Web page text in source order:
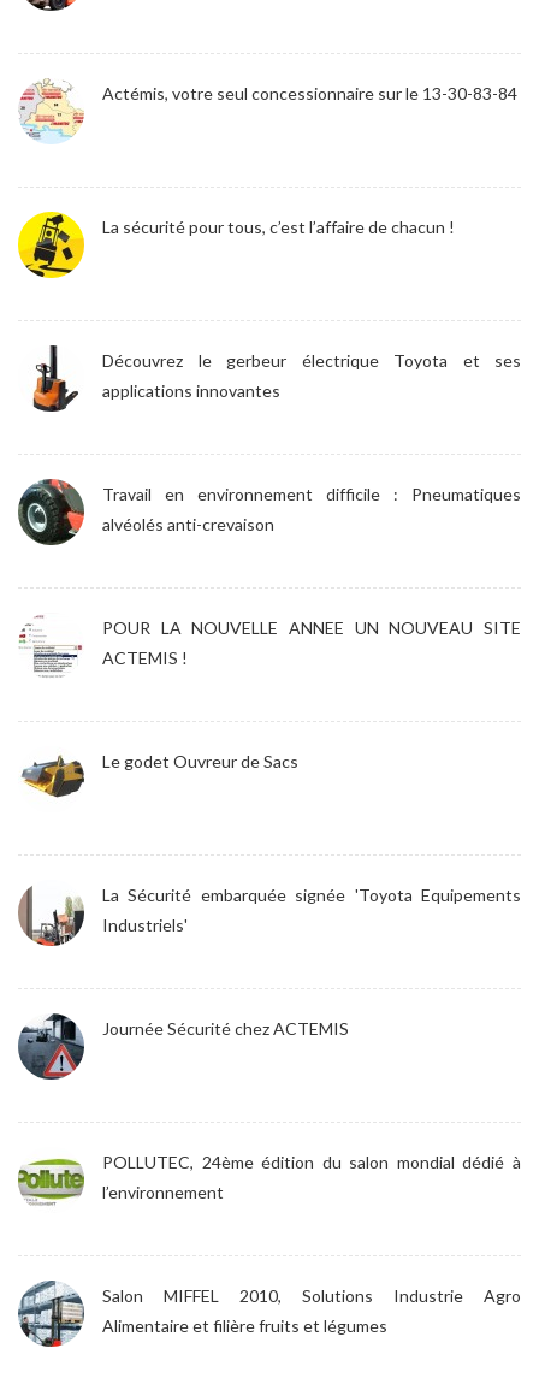
Actémis, votre seul concessionnaire sur le 13-30-83-84
La sécurité pour tous, c’est l’affaire de chacun !
Découvrez le gerbeur électrique Toyota et ses
applications innovantes
Travail en environnement difficile : Pneumatiques
alvéolés anti-crevaison
POUR LA NOUVELLE ANNEE UN NOUVEAU SITE
ACTEMIS !
Le godet Ouvreur de Sacs
La Sécurité embarquée signée 'Toyota Equipements
Industriels'
Journée Sécurité chez ACTEMIS
POLLUTEC, 24ème édition du salon mondial dédié à
l’environnement
Salon MIFFEL 2010, Solutions Industrie Agro
Alimentaire et filière fruits et légumes